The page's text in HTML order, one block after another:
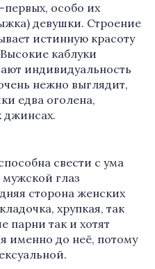
особо их
девушки. Строение
истинную красоту
каблуки
индивидуальность
нежно выглядит,
едва оголена,
джинсах.
свести с ума
глаз
сторона женских
хрупкая, так
парни так и хотят
именно до неё, потому